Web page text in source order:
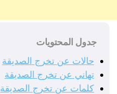
جدول المحتويات
حالات عن تخرج الصديقة
تهاني عن تخرج الصديقة
كلمات عن تخرج الصديقة